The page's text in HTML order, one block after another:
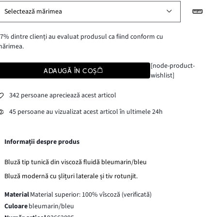
Selectează mărimea
dintre clienți au evaluat produsul ca fiind conform cu
ADAUGĂ ÎN COȘ
[node-product-
wishlist]
342 persoane apreciează acest articol
45 persoane au vizualizat acest articol în ultimele 24h
Informații despre produs
Bluză tip tunică din viscoză fluidă bleumarin/bleu
Bluză modernă cu șlițuri laterale și tiv rotunjit.
MaterialMaterial superior: 100% vîscoză (verificată)
Culoarebleumarin/bleu